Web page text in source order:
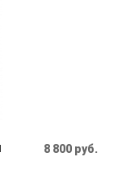
8 800 руб.